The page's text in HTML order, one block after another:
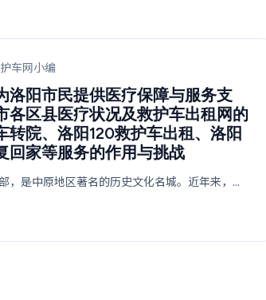
车网小编
洛阳市民提供医疗保障与服务支
各区县医疗状况及救护车出租网的
转院、洛阳120救护车出租、洛阳
回家等服务的作用与挑战
，是中原地区著名的历史文化名城。近年来，...